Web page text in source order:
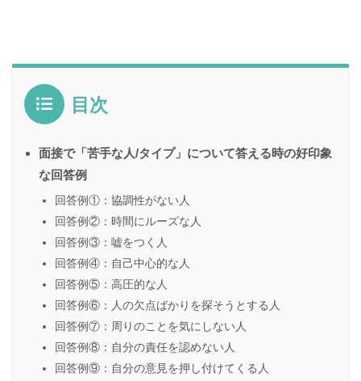
目次
面接で「苦手な人/タイプ」について答える時の好印象
な回答例
回答例①：協調性がない人
回答例②：時間にルーズな人
回答例③：嘘をつく人
回答例④：自己中心的な人
回答例⑤：高圧的な人
回答例⑥：人の欠点ばかりを探そうとする人
回答例⑦：周りのことを気にしない人
回答例⑧：自分の責任を認めない人
回答例⑨：自分の意見を押し付けてくる人